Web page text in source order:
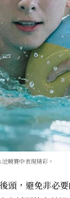
競賽中表現精彩。
，避免非必